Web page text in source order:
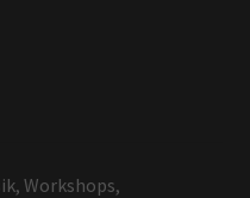
Workshops,